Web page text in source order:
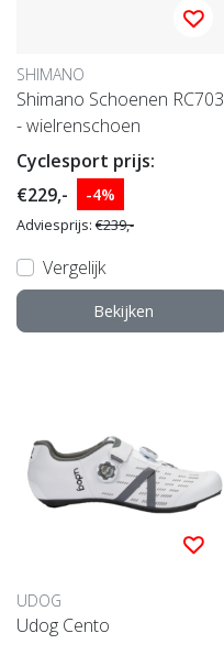
SHIMANO
Shimano Schoenen RC703
- wielrenschoen
Cyclesport prijs:
€229,-
-4%
Adviesprijs: €239,-
Vergelijk
Bekijken
UDOG
Udog Cento